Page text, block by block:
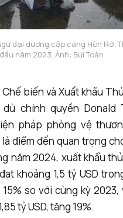
đại dương cập cảng Hòn Rớ,
đầu năm 2023. Ảnh: Bùi Toàn
biến và Xuất khẩu
dù chính quyền Donald
pháp phòng vệ
điểm đến quan trọng
năm 2024, xuất khẩu
khoảng 1,5 tỷ USD
so với cùng kỳ 2023,
tỷ USD, tăng 19%.